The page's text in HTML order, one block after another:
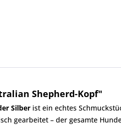
Shepherd-Kopf"
Silber ist ein echtes
gearbeitet – der gesamte